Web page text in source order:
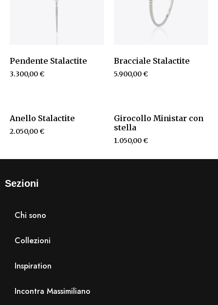
Pendente Stalactite
3.300,00€
Bracciale Stalactite
5.900,00€
Anello Stalactite
2.050,00€
Girocollo Ministar con
stella
1.050,00€
Sezioni
Chi sono
Collezioni
Inspiration
Incontra Massimiliano